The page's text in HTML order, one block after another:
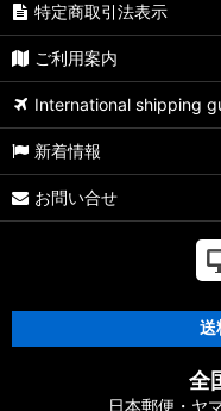
特定商取引法表示
ご利用案内
International shipping
新着情報
お問い合せ
送
全
日本郵便・ヤ